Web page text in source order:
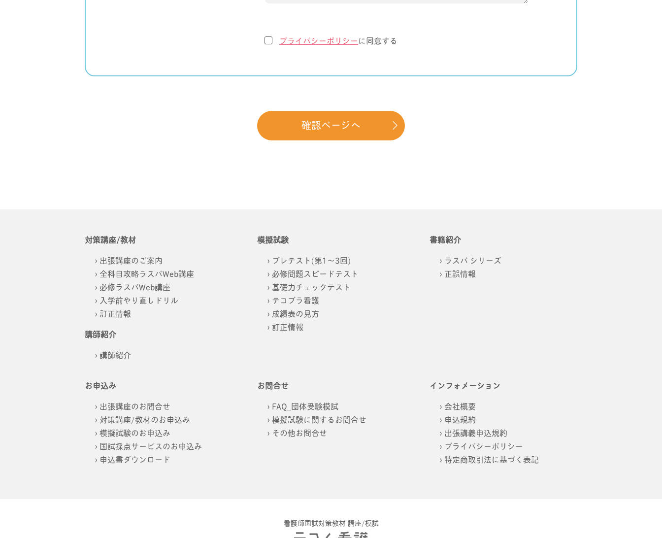
プライバシーポリシーに同意する
確認ページへ
対策講座/教材
出張講座のご案内
全科目攻略ラスパWeb講座
必修ラスパWeb講座
入学前やり直しドリル
訂正情報
講師紹介
講師紹介
模擬試験
プレテスト(第1～3回)
必修問題スピードテスト
基礎力チェックテスト
テコプラ看護
成績表の見方
訂正情報
書籍紹介
ラスパ シリーズ
正誤情報
お申込み
出張講座のお問合せ
対策講座/教材のお申込み
模擬試験のお申込み
国試採点サービスのお申込み
申込書ダウンロード
お問合せ
FAQ_団体受験模試
模擬試験に関するお問合せ
その他お問合せ
インフォメーション
会社概要
申込規約
出張講義申込規約
プライバシーポリシー
特定商取引法に基づく表記
看護師国試対策教材 講座/模試